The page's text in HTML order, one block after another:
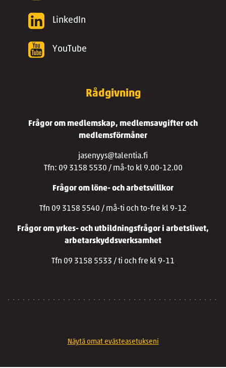
LinkedIn
YouTube
Rådgivning
Frågor om medlemskap, medlemsavgifter och
medlemsförmåner
jasenyys@talentia.fi
Tfn: 09 3158 5530 / må-to kl 9.00-12.00
Frågor om löne- och arbetsvillkor
Tfn 09 3158 5540 / må-ti och to-fre kl 9-12
Frågor om yrkes- och utbildningsfrågor i arbetslivet,
arbetarskyddsverksamhet
Tfn 09 3158 5533 / ti och fre kl 9-11
Näytä omat evästeasetukseni